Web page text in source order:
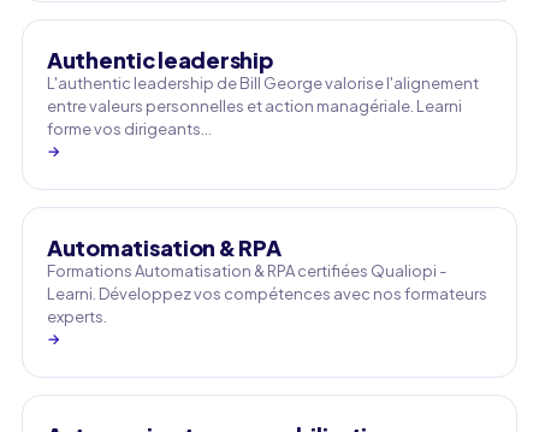
Authentic leadership
L'authentic leadership de Bill George valorise l'alignement
entre valeurs personnelles et action managériale. Learni
forme vos dirigeants…
→
Automatisation & RPA
Formations Automatisation & RPA certifiées Qualiopi -
Learni. Développez vos compétences avec nos formateurs
experts.
→